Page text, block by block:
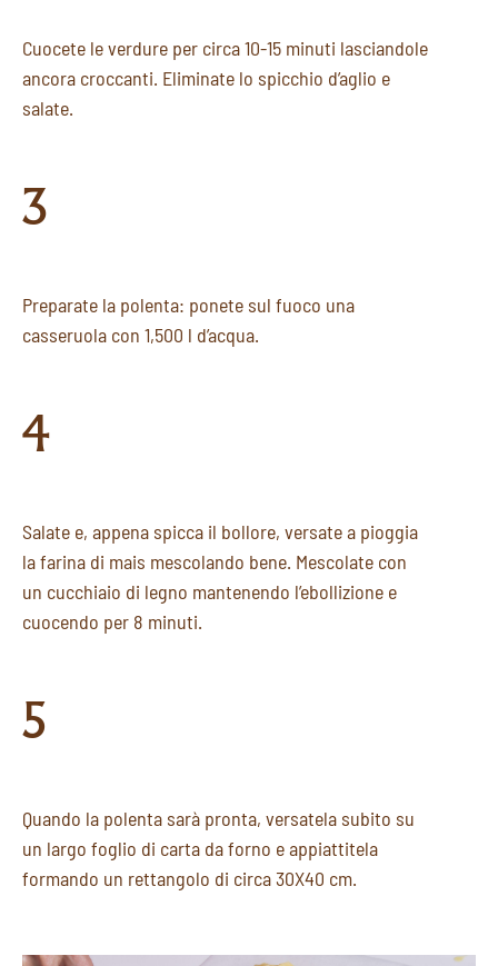
Cuocete le verdure per circa 10-15 minuti lasciandole
ancora croccanti. Eliminate lo spicchio d’aglio e
salate.
3
Preparate la polenta: ponete sul fuoco una
casseruola con 1,500 l d’acqua.
4
Salate e, appena spicca il bollore, versate a pioggia
la farina di mais mescolando bene. Mescolate con
un cucchiaio di legno mantenendo l’ebollizione e
cuocendo per 8 minuti.
5
Quando la polenta sarà pronta, versatela subito su
un largo foglio di carta da forno e appiattitela
formando un rettangolo di circa 30X40 cm.